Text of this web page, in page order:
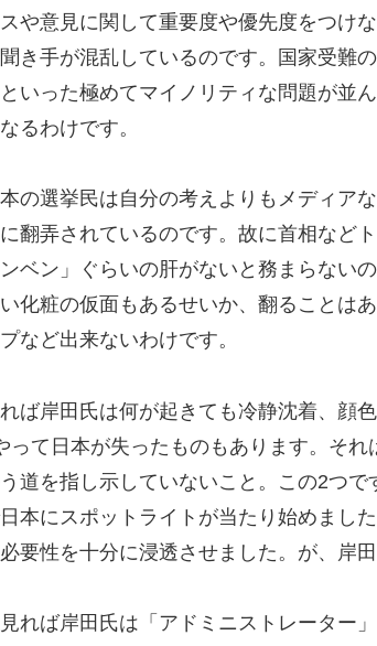
や意見に関して重要度や優先度をつけ
き手が混乱しているのです。国家受難
いった極めてマイノリティな問題が並
るわけです。
の選挙民は自分の考えよりもメディア
翻弄されているのです。故に首相など
ベン」ぐらいの肝がないと務まらない
化粧の仮面もあるせいか、翻ることは
など出来ないわけです。
ば岸田氏は何が起きても冷静沈着、顔
って日本が失ったものもあります。そ
道を指し示していないこと。この2つ
本にスポットライトが当たり始めまし
要性を十分に浸透させました。が、岸
れば岸田氏は「アドミニストレーター